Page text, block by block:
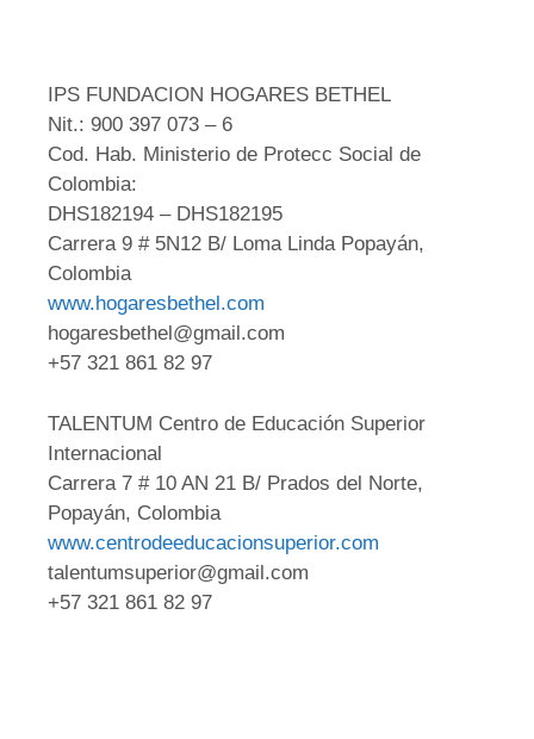
IPS FUNDACION HOGARES BETHEL
Nit.: 900 397 073 – 6
Cod. Hab. Ministerio de Protecc Social de
Colombia:
DHS182194 – DHS182195
Carrera 9 # 5N12 B/ Loma Linda Popayán,
Colombia
www.hogaresbethel.com
hogaresbethel@gmail.com
+57 321 861 82 97
TALENTUM Centro de Educación Superior
Internacional
Carrera 7 # 10 AN 21 B/ Prados del Norte,
Popayán, Colombia
www.centrodeeducacionsuperior.com
talentumsuperior@gmail.com
+57 321 861 82 97